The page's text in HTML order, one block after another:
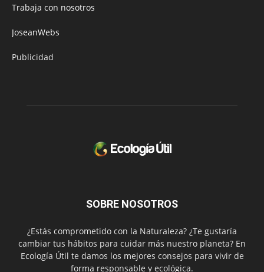
Trabaja con nosotros
JoseanWebs
Publicidad
SOBRE NOSOTROS
¿Estás comprometido con la Naturaleza? ¿Te gustaría
cambiar tus hábitos para cuidar más nuestro planeta? En
Ecología Útil te damos los mejores consejos para vivir de
forma responsable y ecológica.